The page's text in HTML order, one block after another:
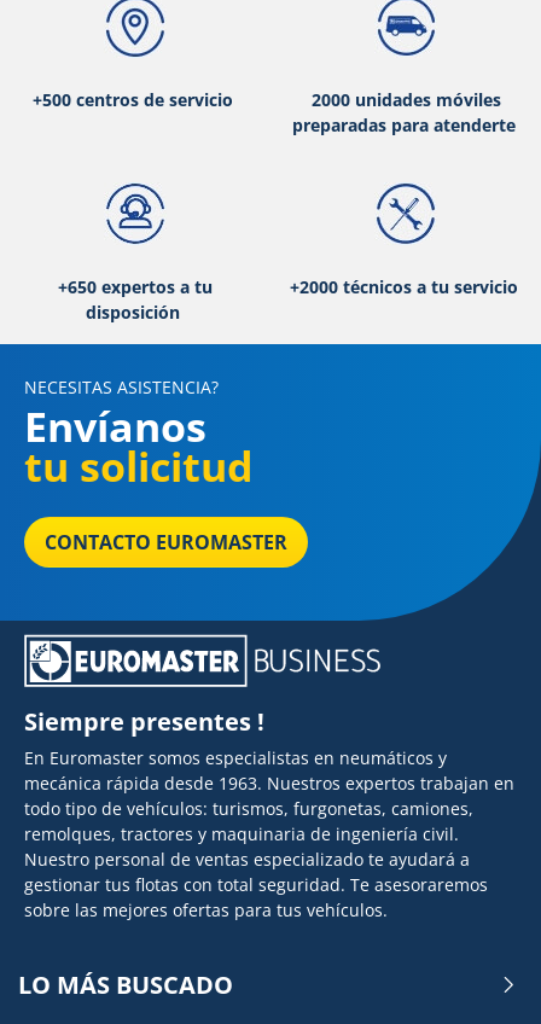
+500 centros de servicio
2000 unidades móviles
preparadas para atenderte
+650 expertos a tu
disposición
+2000 técnicos a tu servicio
NECESITAS ASISTENCIA?
Envíanos
tu solicitud
CONTACTO EUROMASTER
Siempre presentes !
En Euromaster somos especialistas en neumáticos y
mecánica rápida desde 1963. Nuestros expertos trabajan en
todo tipo de vehículos: turismos, furgonetas, camiones,
remolques, tractores y maquinaria de ingeniería civil.
Nuestro personal de ventas especializado te ayudará a
gestionar tus flotas con total seguridad. Te asesoraremos
sobre las mejores ofertas para tus vehículos.
LO MÁS BUSCADO